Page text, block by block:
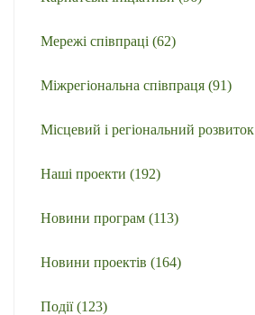
Мережі співпраці (62)
Міжрегіональна співпраця (91)
Місцевий і регіональний розвиток
Наші проекти (192)
Новини програм (113)
Новини проектів (164)
Події(123)